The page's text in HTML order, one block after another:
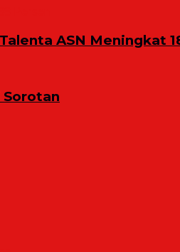
ASN Meningkat
Sorotan